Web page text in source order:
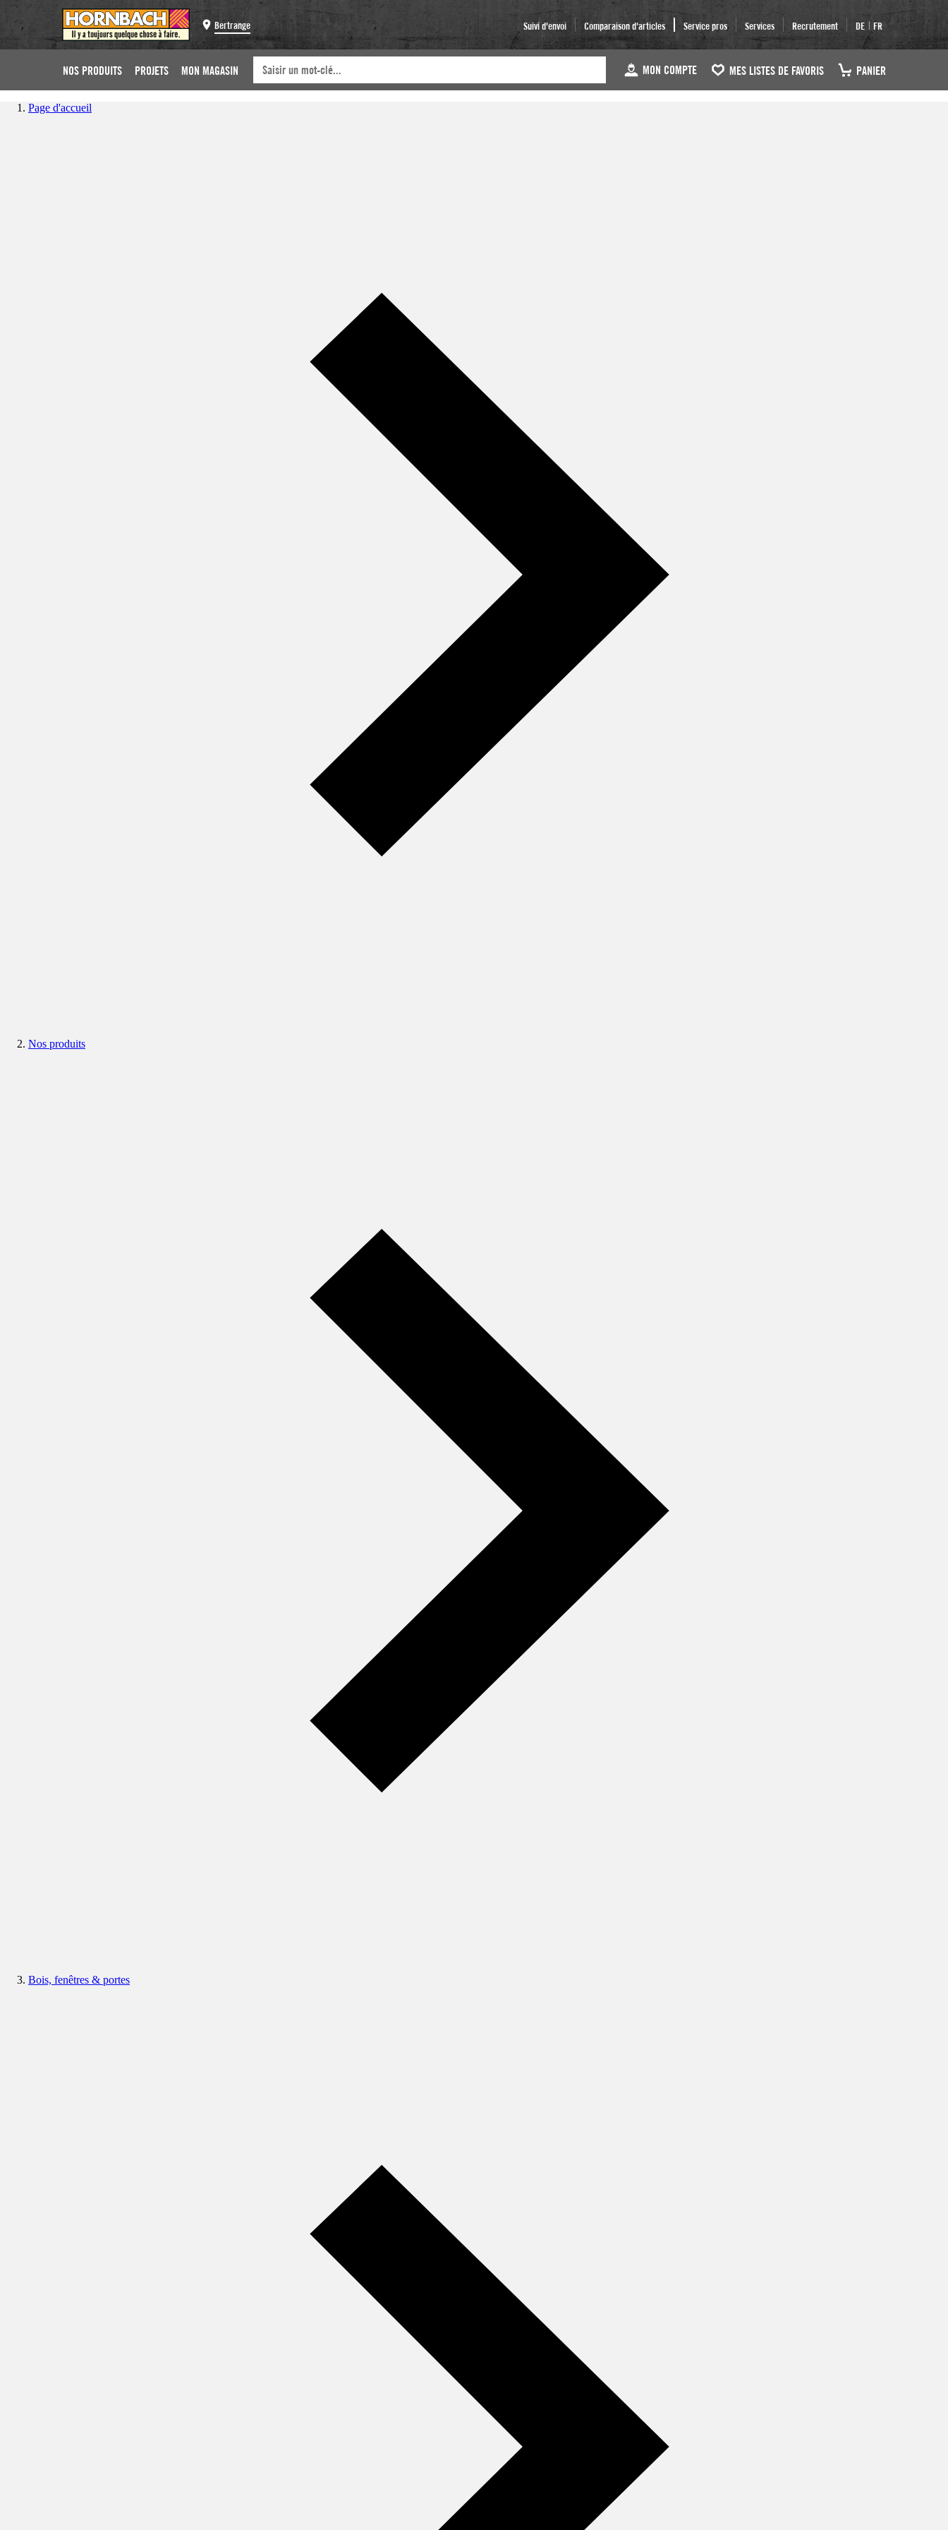
Bertrange Suivi d'envoi Comparaison d'articles Service pros Services Recrutement DE | FR
NOS PRODUITS PROJETS MON MAGASIN MON COMPTE MES LISTES DE FAVORIS PANIER
Page d'accueil
Nos produits
Bois, fenêtres & portes